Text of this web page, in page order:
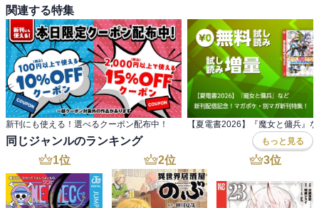
関連する特集
新刊にも使える！選べるクーポン配布中！
同じジャンルのランキング もっと見る
1位 2位 3位